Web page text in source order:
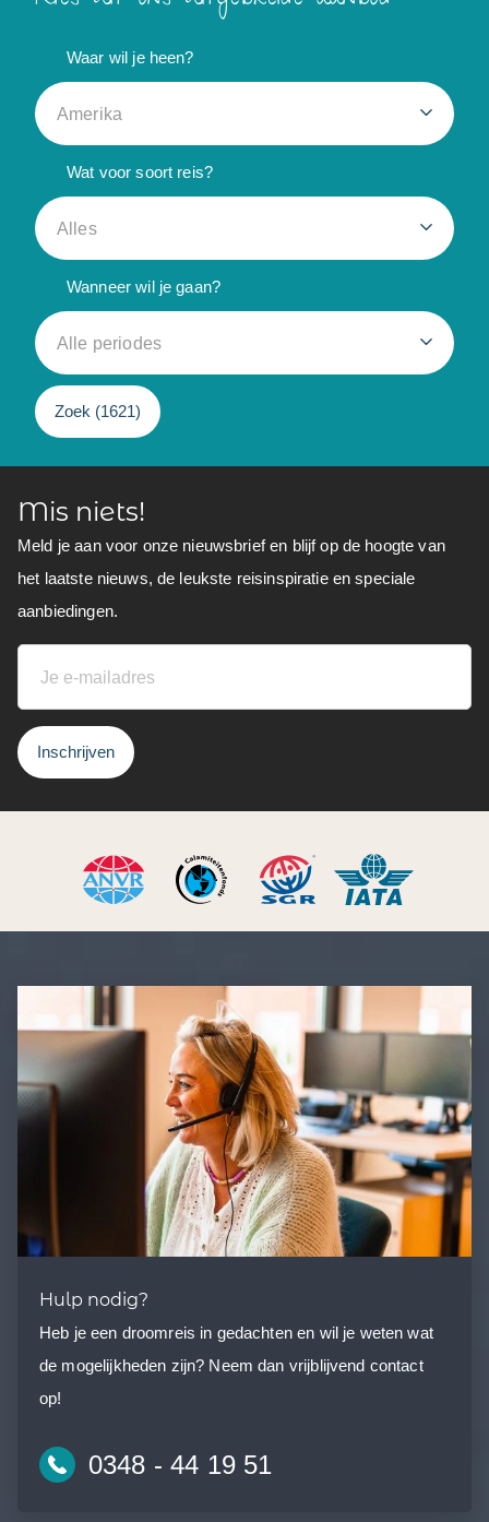
Waar wil je heen?
Amerika
Wat voor soort reis?
Alles
Wanneer wil je gaan?
Alle periodes
Zoek (1621)
Mis niets!
Meld je aan voor onze nieuwsbrief en blijf op de hoogte van
het laatste nieuws, de leukste reisinspiratie en speciale
aanbiedingen.
Inschrijven
Hulp nodig?
Heb je een droomreis in gedachten en wil je weten wat
de mogelijkheden zijn? Neem dan vrijblijvend contact
op!
0348 - 44 19 51